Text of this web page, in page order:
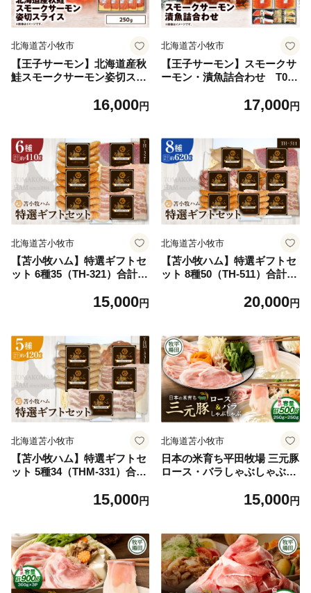
北海道苫小牧市
【王子サーモン】北海道産秋
鮭スモークサーモン姿切スラ
16,000円
北海道苫小牧市
【王子サーモン】スモークサ
ーモン・漬魚詰合わせ T041
17,000円
北海道苫小牧市
【苫小牧ハム】特選ギフトセ
ット 6種35（TH-321）合計
15,000円
北海道苫小牧市
【苫小牧ハム】特選ギフトセ
ット 8種50（TH-511）合計
20,000円
北海道苫小牧市
【苫小牧ハム】特選ギフトセ
ット 5種34（THM-331）合計
15,000円
北海道苫小牧市
日本の米育ち平田牧場 三元豚
ロース・バラしゃぶしゃぶ
15,000円